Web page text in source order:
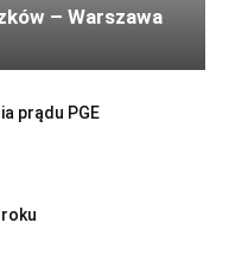
– Warszawa
prądu PGE